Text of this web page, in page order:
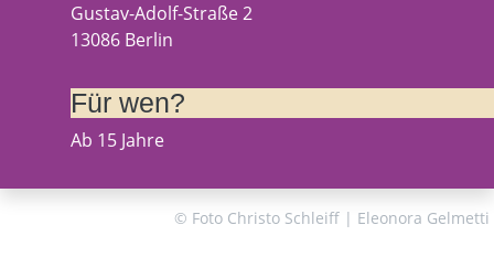
Gustav-Adolf-Straße 2
13086 Berlin
Für wen?
Ab 15 Jahre
© Foto Christo Schleiff | Eleonora Gelmetti